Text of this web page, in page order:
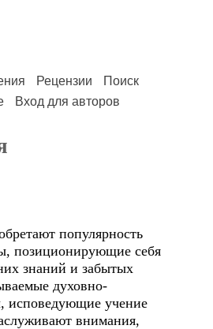
Рецензии
Поиск
Вход для авторов
популярность
позиционирующие себя
знаний и забытых
духовно-
исповедующие учение
внимания,